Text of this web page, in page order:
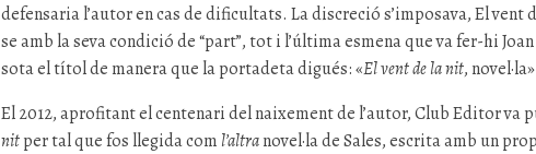
defensaria l’autor en cas de dificultats. La discreció s’imposava, El vent
se amb la seva condició de “part”, tot i l’última esmena que va fer-hi
sota el títol de manera que la portadeta digués: «El vent de la nit,
El 2012, aprofitant el centenari del naixement de l’autor, Club Editor va
nitper tal que fos llegida com l’altranovel·la de Sales, escrita amb un